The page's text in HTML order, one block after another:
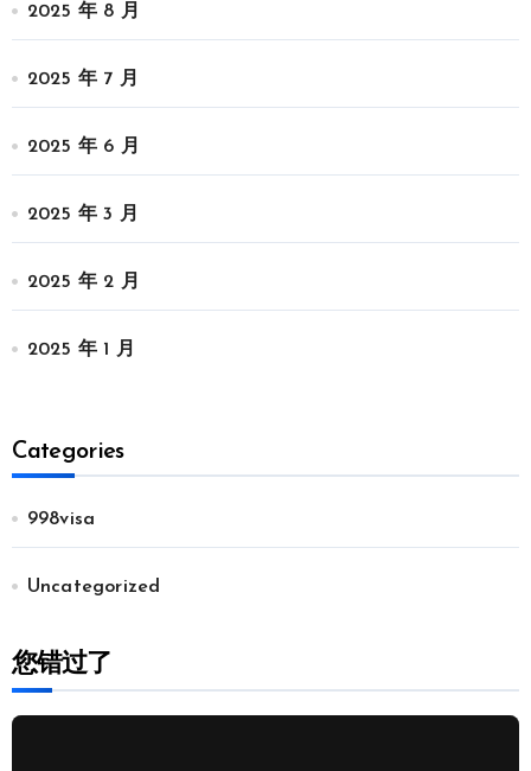
2025 年 8 月
2025 年 7 月
2025 年 6 月
2025 年 3 月
2025 年 2 月
2025 年 1 月
Categories
998visa
Uncategorized
您错过了